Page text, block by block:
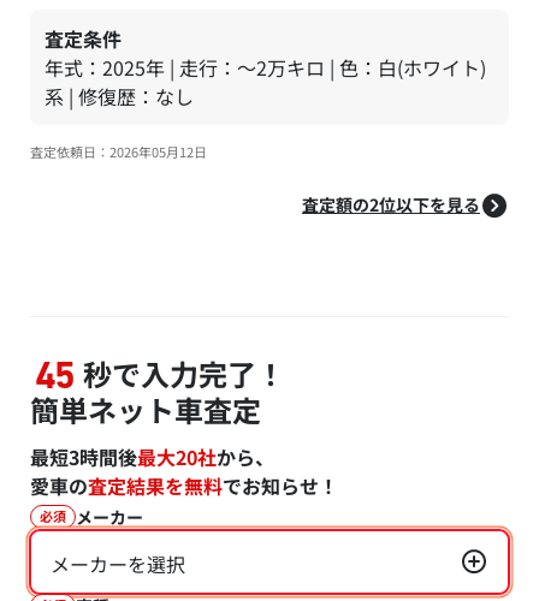
査定条件
年式：2025年 | 走行：～2万キロ | 色：白(ホワイト)
系 | 修復歴：なし
査定依頼日：2026年05月12日
査定額の2位以下を見る
45 秒で入力完了！
簡単ネット車査定
最短3時間後最大20社から、
愛車の査定結果を無料でお知らせ！
必須 メーカー
メーカーを選択